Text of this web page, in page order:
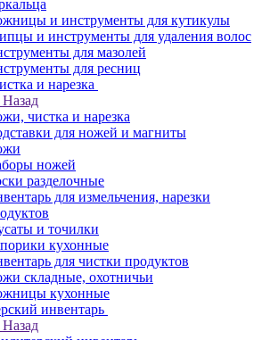
и инструменты для кутикулы
и инструменты для удаления волос
для мазолей
для ресниц
и нарезка
Назад
чистка и нарезка
для ножей и магниты
ножей
разделочные
для измельчения, нарезки
и точилки
кухонные
для чистки продуктов
складные, охотничьи
кухонные
инвентарь
Назад